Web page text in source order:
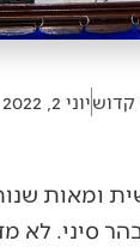
קדושיוני 2, 2022
ומאות
סיני. לא